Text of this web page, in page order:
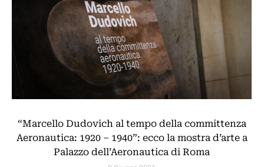
“Marcello Dudovich al tempo della committenza
Aeronautica: 1920 – 1940”: ecco la mostra d’arte a
Palazzo dell’Aeronautica di Roma